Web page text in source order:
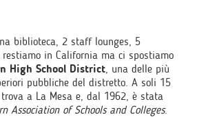
biblioteca, 2 staff lounges, 5
in California ma ci spostiamo
High School District, una delle più
pubbliche del distretto. A soli 15
a La Mesa e, dal 1962, è stata
Association of Schools and Colleges.